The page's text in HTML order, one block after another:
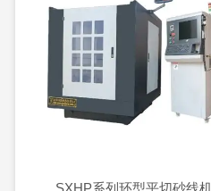
SXHP系列环型平切砂线机